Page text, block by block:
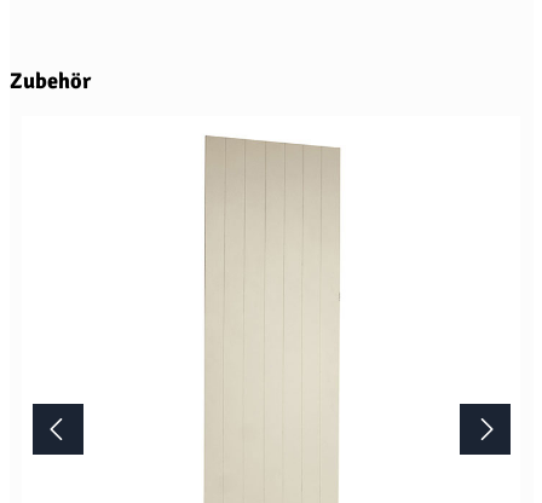
Produktgalerie überspringen
Zubehör